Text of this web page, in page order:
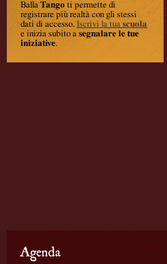
Balla Tango ti permette di
registrare più realtà con gli stessi
dati di accesso. Iscrivi la tua scuola
e inizia subito a segnalare le tue
iniziative.